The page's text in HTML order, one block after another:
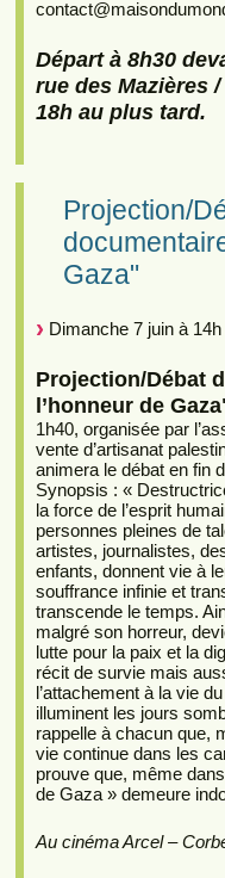
contact@
Départ à 8h30
rue des Mazières
18h au plus tard.
Projection/
Gaza"
Dimanche 7 juin à 14h
Projection/Débat
l’honneur de
1h40, organisée par
vente d’artisanat
animera le débat en fin
Synopsis : «
la force de l’esprit
personnes pleines de
artistes, journalistes,
enfants, donnent vie à
souffrance infinie et
transcende le temps.
malgré son horreur,
lutte pour la paix et la
récit de survie mais
l’attachement à la vie
illuminent les jours
rappelle à chacun que,
vie continue dans les
prouve que, même
de Gaza » demeure
Au cinéma Arcel –